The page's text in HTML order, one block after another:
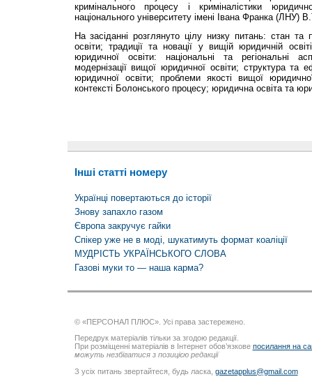
кримінального процесу і криміналістики
національного університету імені Івана Франка (ЛНУ)
На засіданні розглянуто цілу низку питань: стан та
освіти; традиції та новації у вищій юридичній
юридичної освіти: національні та регіональні
модернізації вищої юридичної освіти; структура та
юридичної освіти; проблеми якості вищої
контексті Болонського процесу; юридична освіта та
Інші статті номеру
Українці повертаються до історії
Знову запахло газом
Європа закручує гайки
Спікер уже не в моді, шукатимуть формат коаліції
МУДРІСТЬ УКРАЇНСЬКОГО СЛОВА
Газові муки то — наша карма?
© «ПЕРСОНАЛ ПЛЮС». Усі права застережено.
Передрук матеріалів тільки за згодою редакції.
При розміщенні матеріалів в Інтернет обов’язкове посилання на
можуть незбігатися з позицією редакції
З усіх питань звертайтеся, будь ласка, gazetapplus@gmail.com